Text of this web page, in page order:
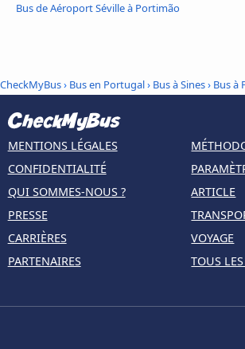
Bus de Aéroport Séville à Portimão
CheckMyBus› Bus en Portugal› Bus à Sines› Bus à
MENTIONS LÉGALES
CONFIDENTIALITÉ
QUI SOMMES-NOUS ?
PRESSE
CARRIÈRES
PARTENAIRES
ARTICLE
VOYAGE
TOUS LES